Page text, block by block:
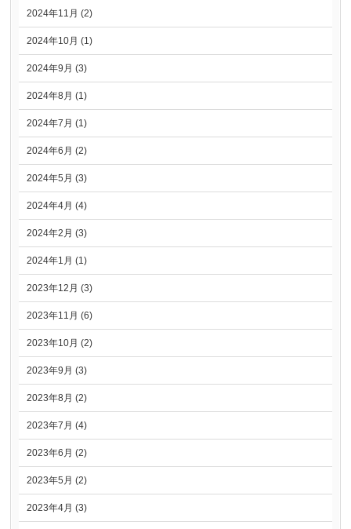
2024年11月 (2)
2024年10月 (1)
2024年9月 (3)
2024年8月 (1)
2024年7月 (1)
2024年6月 (2)
2024年5月 (3)
2024年4月 (4)
2024年2月 (3)
2024年1月 (1)
2023年12月 (3)
2023年11月 (6)
2023年10月 (2)
2023年9月 (3)
2023年8月 (2)
2023年7月 (4)
2023年6月 (2)
2023年5月 (2)
2023年4月 (3)